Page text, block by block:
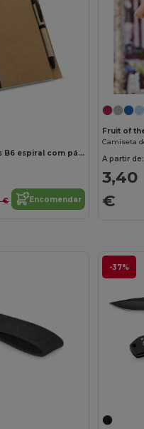
Bloco de notas B6 espiral com páginas lisas
€ Encomendar
Fruit of
Camiseta
A partir de:
3,40
€
-37%